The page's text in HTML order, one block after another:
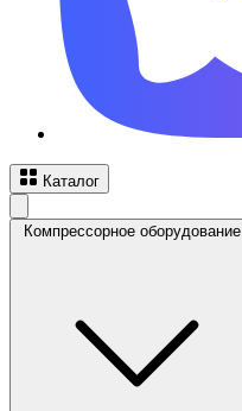
Каталог
Компрессорное оборудование